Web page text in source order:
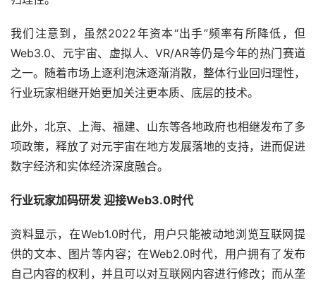
我们注意到，虽然2022年资本“出手”频率有所降低，但
Web3.0、元宇宙、虚拟人、VR/AR等仍是今年的热门赛道
之一。随着市场上逐利泡沫逐渐消散，整体行业回归理性，
行业玩家相继开始更加关注更本质、底层的技术。
此外，北京、上海、福建、山东等各地政府也相继发布了多
项政策，释放了对元宇宙在地方发展落地的支持，进而促进
数字经济和实体经济深度融合。
行业玩家加码研发 迎接Web3.0时代
资料显示，在Web1.0时代，用户只能被动地浏览互联网提
供的文本、图片等内容；在Web2.0时代，用户拥有了发布
自己内容的权利，并且可以对互联网内容进行修改；而从垄